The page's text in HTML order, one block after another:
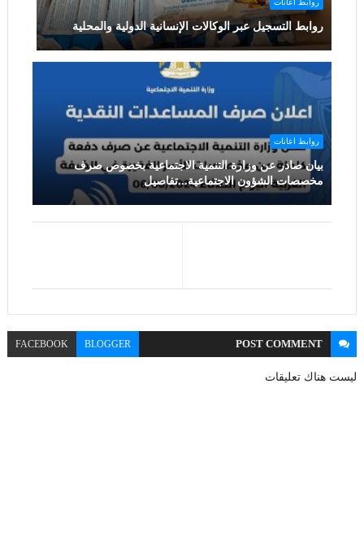
روابط اعانات
روابط التسجيل عبر الوكالات الإنسانية الدولية والمحلية
روابط اعانات
بيان صادر عن وزارة التنمية الاجتماعية بخصوص صرف
مخصصات الشؤون الاجتماعية...تفاصيل
POSTCOMMENT
BLOGGER
FACEBOOK
ليست هناك تعليقات